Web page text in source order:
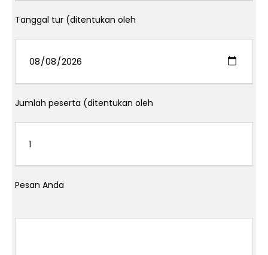
Tanggal tur (ditentukan oleh
Jumlah peserta (ditentukan oleh
Pesan Anda